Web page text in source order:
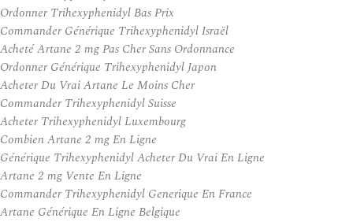
Ordonner Trihexyphenidyl Bas Prix
Commander Générique Trihexyphenidyl Israël
Acheté Artane 2 mg Pas Cher Sans Ordonnance
Ordonner Générique Trihexyphenidyl Japon
Acheter Du Vrai Artane Le Moins Cher
Commander Trihexyphenidyl Suisse
Acheter Trihexyphenidyl Luxembourg
Combien Artane 2 mg En Ligne
Générique Trihexyphenidyl Acheter Du Vrai En Ligne
Artane 2 mg Vente En Ligne
Commander Trihexyphenidyl Generique En France
Artane Générique En Ligne Belgique